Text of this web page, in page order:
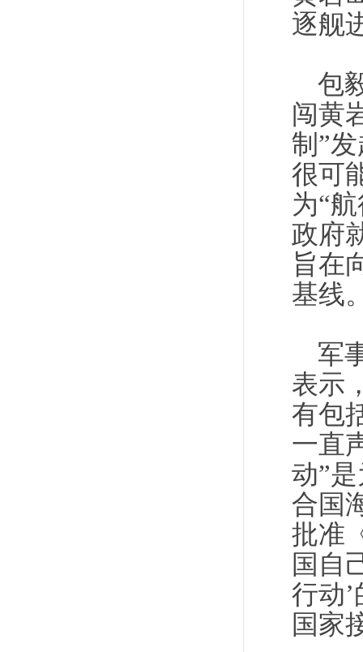
逐舰
包
闯黄
制”
很可
为“
政府
旨在
基线
军
表示
有包
一直
动”
合国
批准
国自
行动
国家